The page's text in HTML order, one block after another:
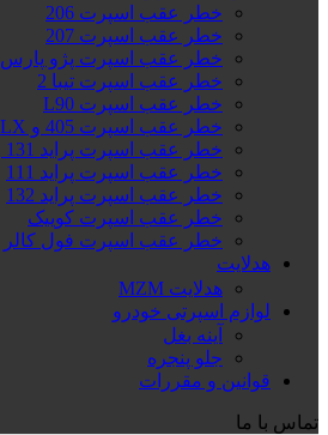
خطر عقب اسپرت 206
خطر عقب اسپرت 207
خطر عقب اسپرت پژو پارس
خطر عقب اسپرت تیبا 2
خطر عقب اسپرت L90
خطر عقب اسپرت 405 و SLX
خطر عقب اسپرت پراید 131 و GTX
خطر عقب اسپرت پراید 111
خطر عقب اسپرت پراید 132
خطر عقب اسپرت کوییک
خطر عقب اسپرت فول کالر
هدلایت
هدلایت MZM
لوازم اسپرتی خودرو
آینه بغل
جلو پنجره
قوانین و مقررات
تماس با ما